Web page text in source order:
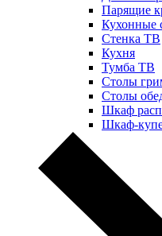
Парящие
Кухонные
Стенка ТВ
Кухня
Тумба ТВ
Столы
Столы
Шкаф
Шкаф-